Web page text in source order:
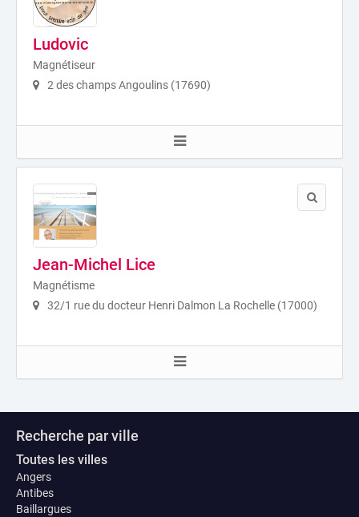
Ludovic
Magnétiseur
2 des champs Angoulins (17690)
Jean-Michel Lice
Magnétisme
32/1 rue du docteur Henri Dalmon La Rochelle (17000)
Recherche par ville
Toutes les villes
Angers
Antibes
Baillargues